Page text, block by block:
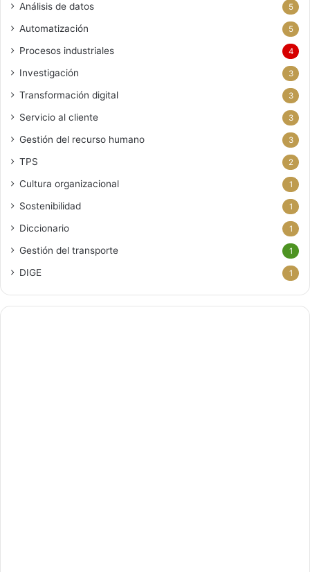
Análisis de datos 5
Automatización 5
Procesos industriales 4
Investigación 3
Transformación digital 3
Servicio al cliente 3
Gestión del recurso humano 3
TPS 2
Cultura organizacional 1
Sostenibilidad 1
Diccionario 1
Gestión del transporte 1
DIGE 1